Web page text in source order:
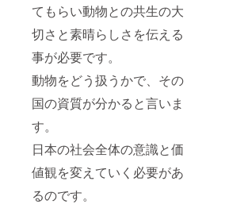
てもらい動物との共生の大
切さと素晴らしさを伝える
事が必要です。
動物をどう扱うかで、その
国の資質が分かると言いま
す。
日本の社会全体の意識と価
値観を変えていく必要があ
るのです。